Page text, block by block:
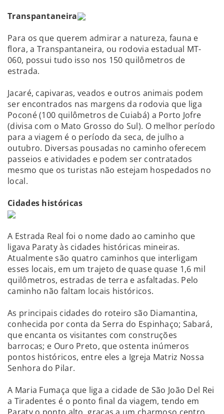
Transpantaneira
Para os que querem admirar a natureza, fauna e
flora, a Transpantaneira, ou rodovia estadual MT-
060, possui tudo isso nos 150 quilômetros de
estrada.
Jacaré, capivaras, veados e outros animais podem
ser encontrados nas margens da rodovia que liga
Poconé (100 quilômetros de Cuiabá) a Porto Jofre
(divisa com o Mato Grosso do Sul). O melhor período
para a viagem é o período da seca, de julho a
outubro. Diversas pousadas no caminho oferecem
passeios e atividades e podem ser contratados
mesmo que os turistas não estejam hospedados no
local.
Cidades históricas
A Estrada Real foi o nome dado ao caminho que
ligava Paraty às cidades históricas mineiras.
Atualmente são quatro caminhos que interligam
esses locais, em um trajeto de quase quase 1,6 mil
quilômetros, estradas de terra e asfaltadas. Pelo
caminho não faltam locais históricos.
As principais cidades do roteiro são Diamantina,
conhecida por conta da Serra do Espinhaço; Sabará,
que encanta os visitantes com construções
barrocas; e Ouro Preto, que ostenta inúmeros
pontos históricos, entre eles a Igreja Matriz Nossa
Senhora do Pilar.
A Maria Fumaça que liga a cidade de São João Del Rei
a Tiradentes é o ponto final da viagem, tendo em
Paraty o ponto alto, graças a um charmoso centro